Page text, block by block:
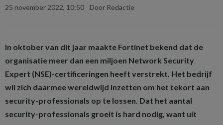
25 november 2022, 10:50 Door Redactie
In oktober van dit jaar maakte Fortinet bekend dat de
organisatie meer dan een miljoen Network Security
Expert (NSE)-certificeringen heeft verstrekt. Het bedrijf
wil zich daarmee wereldwijd inzetten om het tekort aan
security-professionals op te lossen. Dat het aantal
security-professionals groeit is hard nodig, want uit